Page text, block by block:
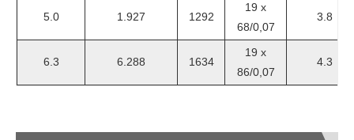
5.0 1.927 1292
19 x
68/0,07
3.8
6.3 6.288 1634
19 x
86/0,07
4.3